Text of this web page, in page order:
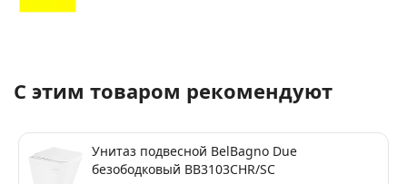
С этим товаром рекомендуют
Унитаз подвесной BelBagno Due
безободковый BB3103CHR/SC